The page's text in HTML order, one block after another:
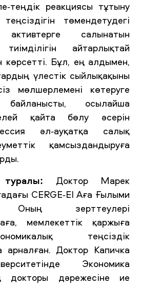
теңдік реакциясы тұтыну
төмендетудегі
активтерге салынатын
айтарлықтай
көрсетті. Бұл, ең алдымен,
үлестік сыйлықақыны
мөлшерлемені көтеруге
байланысты, осылайша
қайта бөлу әсерін
әл-ауқатқа салық
қамсыздандыруға
Доктор Марек
CERGE-EI Аға Ғылыми
Оның зерттеулері
мемлекеттік қаржыға
теңсіздік
арналған. Доктор Капичка
Экономика
докторы дәрежесіне ие